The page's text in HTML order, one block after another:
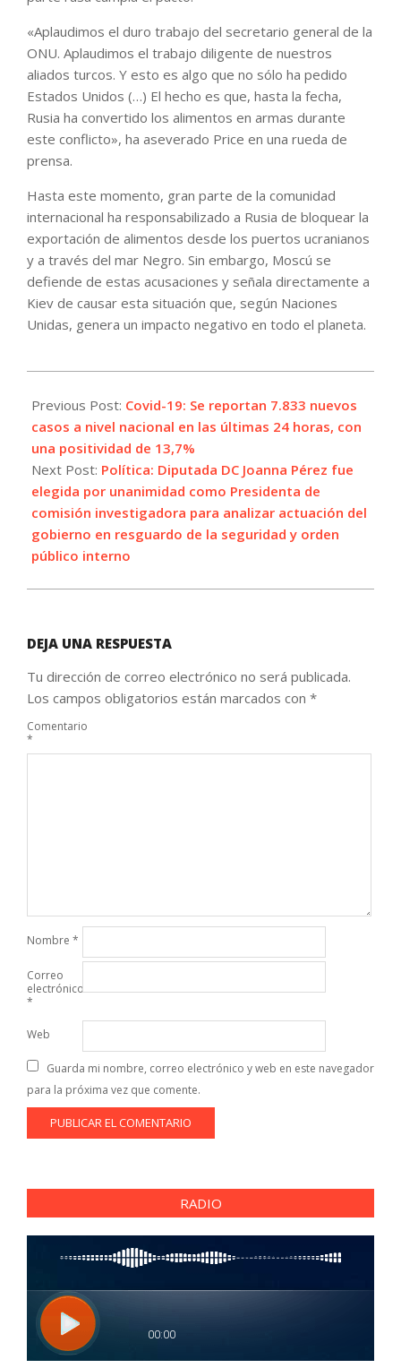
«Aplaudimos el duro trabajo del secretario general de la
ONU. Aplaudimos el trabajo diligente de nuestros
aliados turcos. Y esto es algo que no sólo ha pedido
Estados Unidos (…) El hecho es que, hasta la fecha,
Rusia ha convertido los alimentos en armas durante
este conflicto», ha aseverado Price en una rueda de
prensa.
Hasta este momento, gran parte de la comunidad
internacional ha responsabilizado a Rusia de bloquear la
exportación de alimentos desde los puertos ucranianos
y a través del mar Negro. Sin embargo, Moscú se
defiende de estas acusaciones y señala directamente a
Kiev de causar esta situación que, según Naciones
Unidas, genera un impacto negativo en todo el planeta.
07-
22
Previous Post: Covid-19: Se reportan 7.833 nuevos
casos a nivel nacional en las últimas 24 horas, con
una positividad de 13,7%
Next Post: Política: Diputada DC Joanna Pérez fue
elegida por unanimidad como Presidenta de
comisión investigadora para analizar actuación del
gobierno en resguardo de la seguridad y orden
público interno
DEJA UNA RESPUESTA
Tu dirección de correo electrónico no será publicada.
Los campos obligatorios están marcados con *
Comentario
*
Nombre *
Correo
electrónico
*
Web
Guarda mi nombre, correo electrónico y web en este navegador
para la próxima vez que comente.
RADIO